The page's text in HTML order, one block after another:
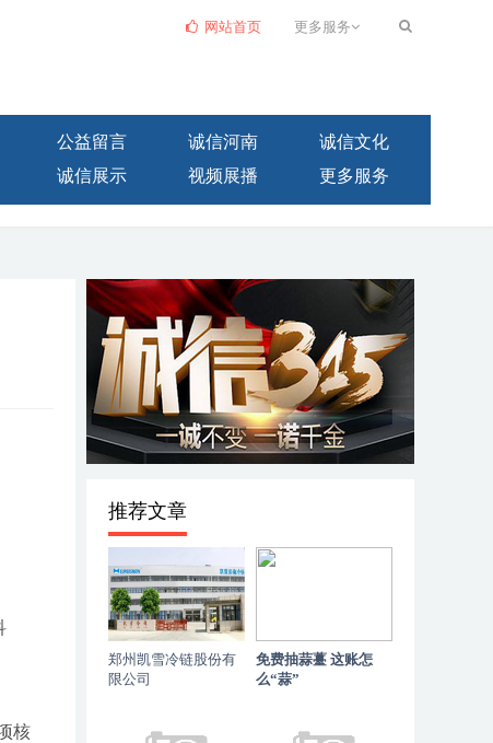
公益留言 诚信河南
诚信文化
诚信展示 视频展播 更多服务
网站首页 更多服务
核
推荐文章
郑州凯雪冷链股份有
限公司
免费抽蒜薹 这账怎
么“蒜”